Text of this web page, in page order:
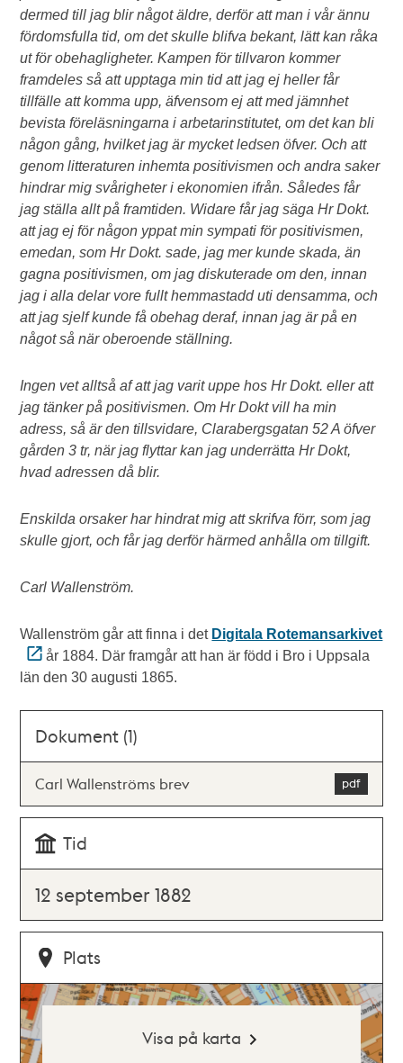
dermed till jag blir något äldre, derför att man i vår ännu
fördomsfulla tid, om det skulle blifva bekant, lätt kan råka
ut för obehagligheter. Kampen för tillvaron kommer
framdeles så att upptaga min tid att jag ej heller får
tillfälle att komma upp, äfvensom ej att med jämnhet
bevista föreläsningarna i arbetarinstitutet, om det kan bli
någon gång, hvilket jag är mycket ledsen öfver. Och att
genom litteraturen inhemta positivismen och andra saker
hindrar mig svårigheter i ekonomien ifrån. Således får
jag ställa allt på framtiden. Widare får jag säga Hr Dokt.
att jag ej för någon yppat min sympati för positivismen,
emedan, som Hr Dokt. sade, jag mer kunde skada, än
gagna positivismen, om jag diskuterade om den, innan
jag i alla delar vore fullt hemmastadd uti densamma, och
att jag sjelf kunde få obehag deraf, innan jag är på en
något så när oberoende ställning.
Ingen vet alltså af att jag varit uppe hos Hr Dokt. eller att
jag tänker på positivismen. Om Hr Dokt vill ha min
adress, så är den tillsvidare, Clarabergsgatan 52 A öfver
gården 3 tr, när jag flyttar kan jag underrätta Hr Dokt,
hvad adressen då blir.
Enskilda orsaker har hindrat mig att skrifva förr, som jag
skulle gjort, och får jag derför härmed anhålla om tillgift.
Carl Wallenström.
Wallenström går att finna i det Digitala Rotemansarkivet
år 1884. Där framgår att han är född i Bro i Uppsala
län den 30 augusti 1865.
Dokument (1)
Carl Wallenströms brev
Tid
12 september 1882
Plats
Visa på karta